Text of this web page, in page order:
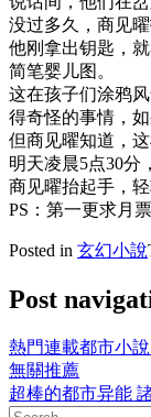
没过多久，商见曜
他刚拿出钥匙，
简笔婴儿图。
这在孩子们涂鸦
得奇怪的事情，
但商见曜知道，
明天凌晨5点30分
商见曜抬起手，轻
PS：第一更求月
Posted in 玄幻小說
Post
熱門連載都市小
無關推薦
超棒的都市异能